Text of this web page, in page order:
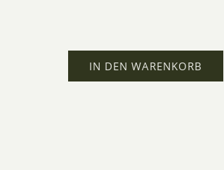
IN DEN WARENKORB